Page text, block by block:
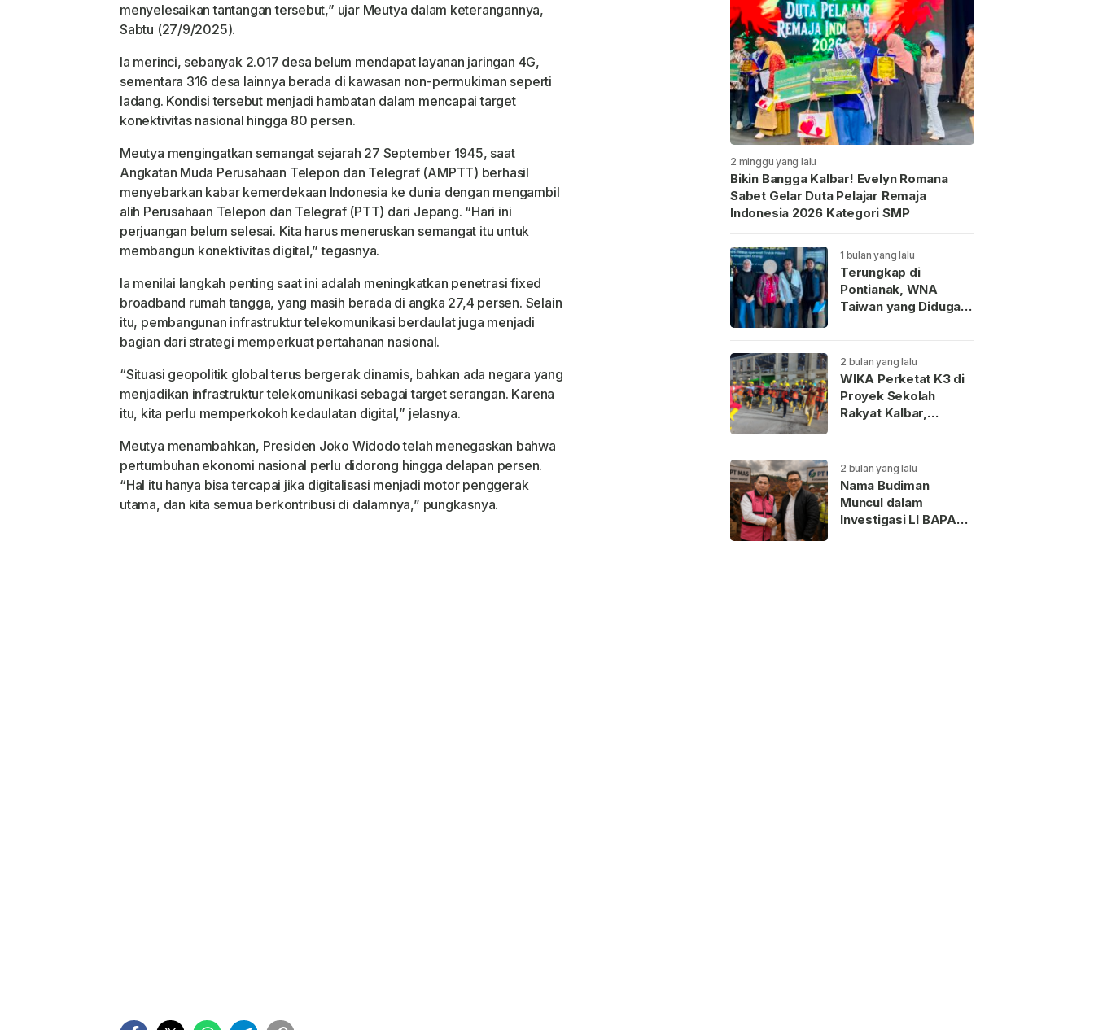
menyelesaikan tantangan tersebut,” ujar Meutya dalam keterangannya,
Sabtu (27/9/2025).
Ia merinci, sebanyak 2.017 desa belum mendapat layanan jaringan 4G,
sementara 316 desa lainnya berada di kawasan non-permukiman seperti
ladang. Kondisi tersebut menjadi hambatan dalam mencapai target
konektivitas nasional hingga 80 persen.
Meutya mengingatkan semangat sejarah 27 September 1945, saat
Angkatan Muda Perusahaan Telepon dan Telegraf (AMPTT) berhasil
menyebarkan kabar kemerdekaan Indonesia ke dunia dengan mengambil
alih Perusahaan Telepon dan Telegraf (PTT) dari Jepang. “Hari ini
perjuangan belum selesai. Kita harus meneruskan semangat itu untuk
membangun konektivitas digital,” tegasnya.
Ia menilai langkah penting saat ini adalah meningkatkan penetrasi fixed
broadband rumah tangga, yang masih berada di angka 27,4 persen. Selain
itu, pembangunan infrastruktur telekomunikasi berdaulat juga menjadi
bagian dari strategi memperkuat pertahanan nasional.
“Situasi geopolitik global terus bergerak dinamis, bahkan ada negara yang
menjadikan infrastruktur telekomunikasi sebagai target serangan. Karena
itu, kita perlu memperkokoh kedaulatan digital,” jelasnya.
Meutya menambahkan, Presiden Joko Widodo telah menegaskan bahwa
pertumbuhan ekonomi nasional perlu didorong hingga delapan persen.
“Hal itu hanya bisa tercapai jika digitalisasi menjadi motor penggerak
utama, dan kita semua berkontribusi di dalamnya,” pungkasnya.
2 minggu yang lalu
Bikin Bangga Kalbar! Evelyn Romana
Sabet Gelar Duta Pelajar Remaja
Indonesia 2026 Kategori SMP
1 bulan yang lalu
Terungkap di
Pontianak, WNA
Taiwan yang Diduga
Dideportasi
2 bulan yang lalu
WIKA Perketat K3 di
Proyek Sekolah
Rakyat Kalbar,
2 bulan yang lalu
Nama Budiman
Muncul dalam
Investigasi LI BAPAN